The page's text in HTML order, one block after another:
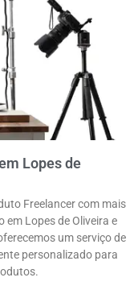
Lopes de
Freelancer com mais
Lopes de Oliveira e
um serviço de
personalizado para